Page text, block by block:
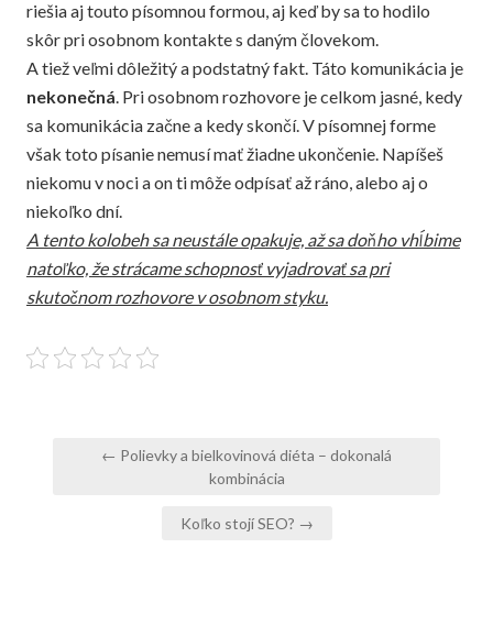
riešia aj touto písomnou formou, aj keď by sa to hodilo
skôr pri osobnom kontakte s daným človekom.
A tiež veľmi dôležitý a podstatný fakt. Táto komunikácia je
nekonečná . Pri osobnom rozhovore je celkom jasné, kedy
sa komunikácia začne a kedy skončí. V písomnej forme
však toto písanie nemusí mať žiadne ukončenie. Napíšeš
niekomu v noci a on ti môže odpísať až ráno, alebo aj o
niekoľko dní.
A tento kolobeh sa neustále opakuje, až sa doňho vhĺbime
natoľko, že strácame schopnosť vyjadrovať sa pri
skutočnom rozhovore v osobnom styku.
Navigace← Polievky a bielkovinová diéta – dokonalá
kombinácia
Koľko stojí SEO? →